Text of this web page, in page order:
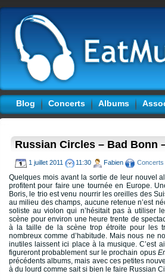
Blog Concerts Albums
Russian Circles – Bad Bonn
1 juillet 2011 11:30 Fabien Concerts
Quelques mois avant la sortie de leur nouvel
profitent pour faire une tournée en Europe.
Boris, le trio est venu nourrir les oreilles des
au milieu des champs, aucune retenue n’est
soliste au violon qui n’hésitait pas à utiliser
scène pour environ une heure trente de
à la taille de la scène trop étroite pour les
nombreux comme d’habitude. Mais nous ne
inutiles laissent ici place à la musique. C’est
figureront probablement sur le prochain opus
précédents albums, mais avec ces petites
à du lourd comme sait si bien le faire Russian